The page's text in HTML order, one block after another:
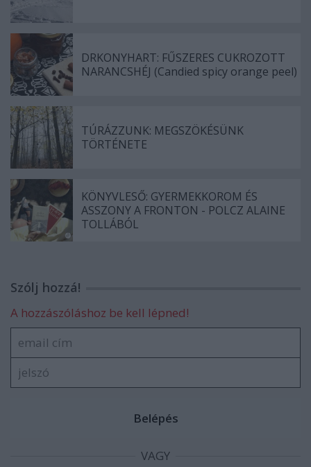
DRKONYHART: FŰSZERES CUKROZOTT
NARANCSHÉJ (Candied spicy orange peel)
TÚRÁZZUNK: MEGSZÖKÉSÜNK
TÖRTÉNETE
KÖNYVLESŐ: GYERMEKKOROM ÉS
ASSZONY A FRONTON - POLCZ ALAINE
TOLLÁBÓL
Szólj hozzá!
A hozzászóláshoz be kell lépned!
VAGY